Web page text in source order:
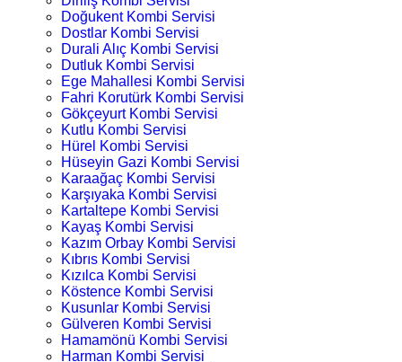
Doğukent Kombi Servisi
Dostlar Kombi Servisi
Durali Alıç Kombi Servisi
Dutluk Kombi Servisi
Ege Mahallesi Kombi Servisi
Fahri Korutürk Kombi Servisi
Gökçeyurt Kombi Servisi
Kutlu Kombi Servisi
Hürel Kombi Servisi
Hüseyin Gazi Kombi Servisi
Karaağaç Kombi Servisi
Karşıyaka Kombi Servisi
Kartaltepe Kombi Servisi
Kayaş Kombi Servisi
Kazım Orbay Kombi Servisi
Kıbrıs Kombi Servisi
Kızılca Kombi Servisi
Köstence Kombi Servisi
Kusunlar Kombi Servisi
Gülveren Kombi Servisi
Hamamönü Kombi Servisi
Harman Kombi Servisi